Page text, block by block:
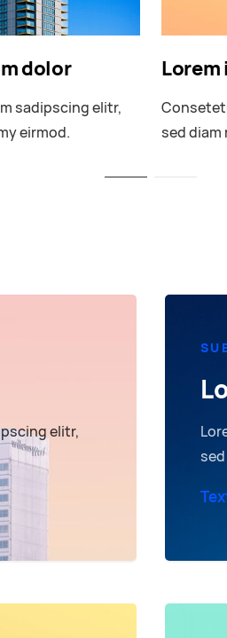
dolor
sadipscing elitr,
eirmod.
Lorem
sed diam
elitr,